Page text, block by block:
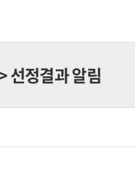
선정결과 알림